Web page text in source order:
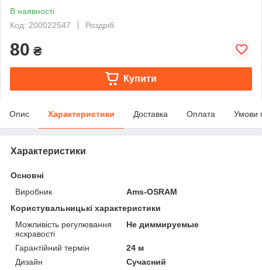
В наявності
Код: 200022547
Роздріб
80 ₴
Купити
Опис Характеристики Доставка Оплата Умови
Характеристики
Основні
Виробник
Ams-OSRAM
Користувальницькі характеристики
Можливість регулювання
яскравості
Не диммируемые
Гарантійний термін
24 м
Дизайн
Сучасний